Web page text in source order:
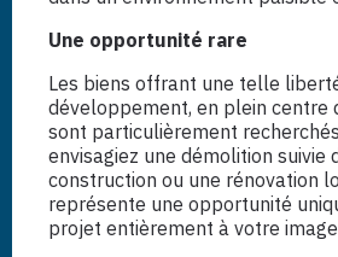
Une opportunité rare
Les biens offrant une telle
développement, en plein centre
sont particulièrement
envisagiez une démolition suivie
construction ou une rénovation
représente une opportunité
projet entièrement à votre